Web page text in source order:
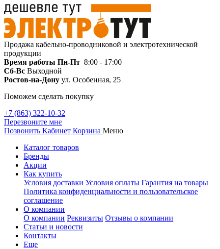
Продажа кабельно-проводниковой и электротехнической
продукции
Время работы Пн-Пт 8:00 - 17:00
Сб-Вс Выходной
Ростов-на-Дону ул. Особенная, 25
Поможем сделать покупку
+7 (863) 322-10-32
Перезвоните мне
Позвонить Кабинет Корзина Меню
Каталог товаров
Бренды
Акции
Как купить
Условия доставки Условия оплаты Гарантия на товары
Политика конфиденциальности и пользовательское
соглашение
О компании
О компании Реквизиты Отзывы о компании
Статьи и новости
Контакты
Еще